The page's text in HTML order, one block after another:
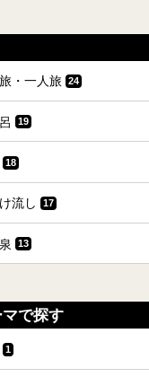
・一人旅 24
19
18
流し 17
13
で探す
1